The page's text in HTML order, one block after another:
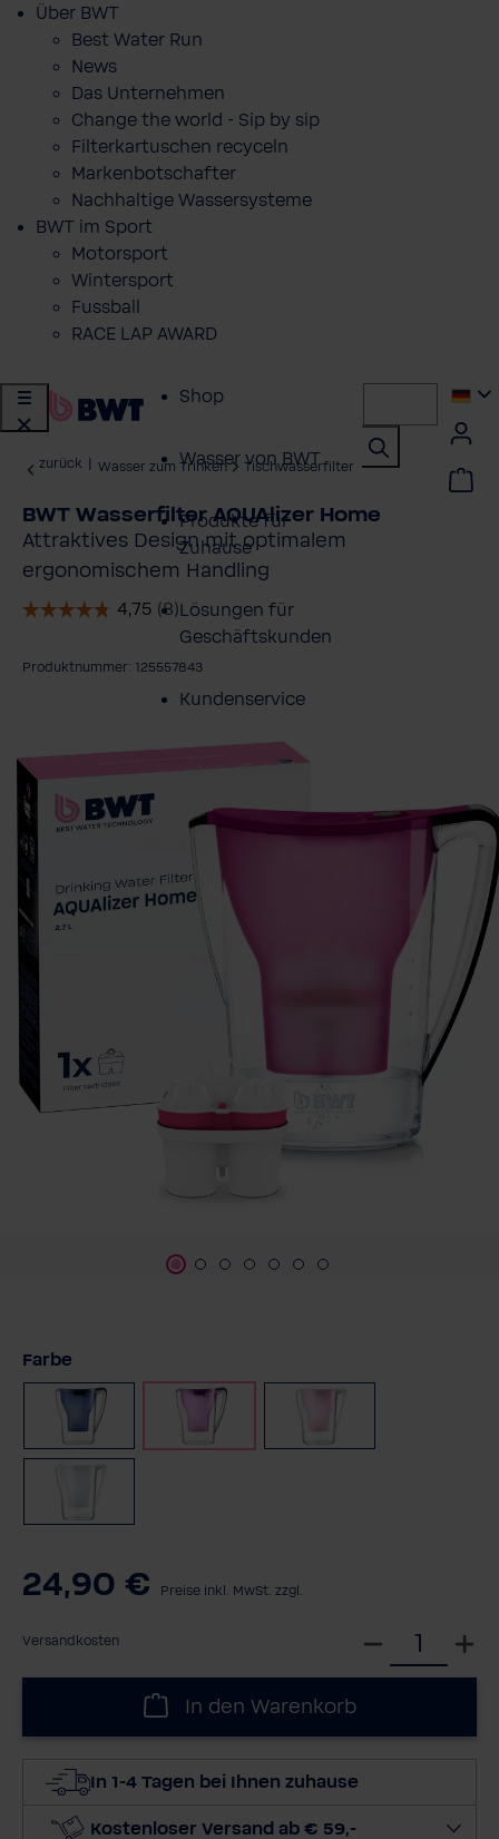
Über BWT
Best Water Run
News
Das Unternehmen
Change the world - Sip by sip
Filterkartuschen recyceln
Markenbotschafter
Nachhaltige Wassersysteme
BWT im Sport
Motorsport
Wintersport
Fussball
RACE LAP AWARD
Shop
Wasser von BWT
Produkte für
Zuhause
Lösungen für
Geschäftskunden
Kundenservice
Über BWT
BWT im Sport
zurück Wasser zum Trinken Tischwasserfilter
BWT Wasserfilter AQUAlizer Home
Attraktives Design mit optimalem
ergonomischem Handling
Produktnummer: 125557843
Farbe
24,90 € Preise inkl. MwSt. zzgl.
Versandkosten
W
e
e
In den Warenkorb
In 1-4 Tagen bei Ihnen zuhause
Kostenloser Versand ab € 59,-